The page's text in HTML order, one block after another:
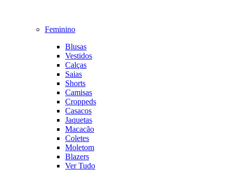
Feminino
Blusas
Vestidos
Calças
Saias
Shorts
Camisas
Croppeds
Casacos
Jaquetas
Macacão
Coletes
Moletom
Blazers
Ver Tudo